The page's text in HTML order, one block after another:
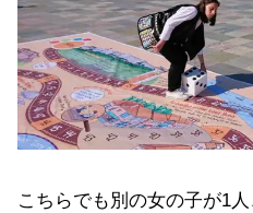
こちらでも別の女の子が1